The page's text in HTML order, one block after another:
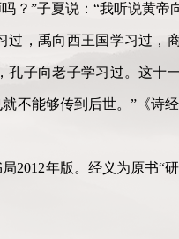
？”子夏说：“我听说黄帝
，禹向西王国学习过，
子向老子学习过。这十
不能够传到后世。”《诗
2012年版。经义为原书“